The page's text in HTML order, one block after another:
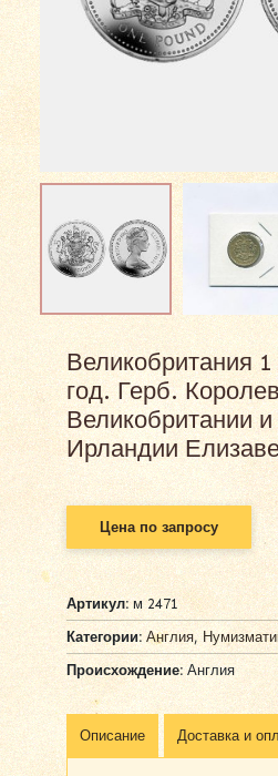
Великобритания
год. Герб.
Великобритании
Ирландии
Цена по запросу
Артикул:м 2471
Категории: Англия,
Происхождение:Англия
Описание Доставка и